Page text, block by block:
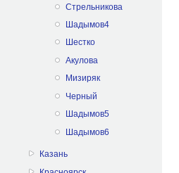
Стрельникова
Шадымов4
Шестко
Акулова
Мизиряк
Черный
Шадымов5
Шадымов6
Казань